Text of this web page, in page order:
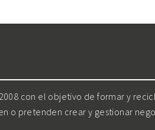
con el objetivo de formar y
o pretenden crear y gestionar